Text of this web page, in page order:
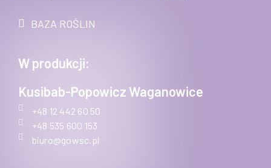
BAZA ROŚLIN
W produkcji:
Kusibab-Popowicz Waganowice
+48 12 442 60 50
+48 535 600 153
biuro@gowsc.pl